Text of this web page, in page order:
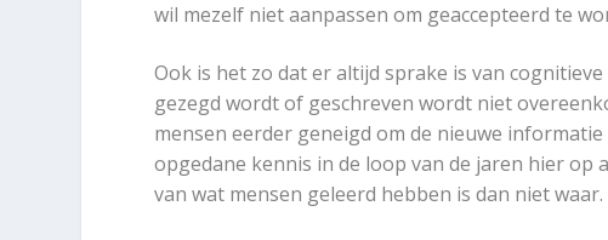
wil mezelf niet aanpassen om geaccepteerd te
Ook is het zo dat er altijd sprake is van
gezegd wordt of geschreven wordt niet
mensen eerder geneigd om de nieuwe
opgedane kennis in de loop van de jaren hier op
van wat mensen geleerd hebben is dan niet waar.